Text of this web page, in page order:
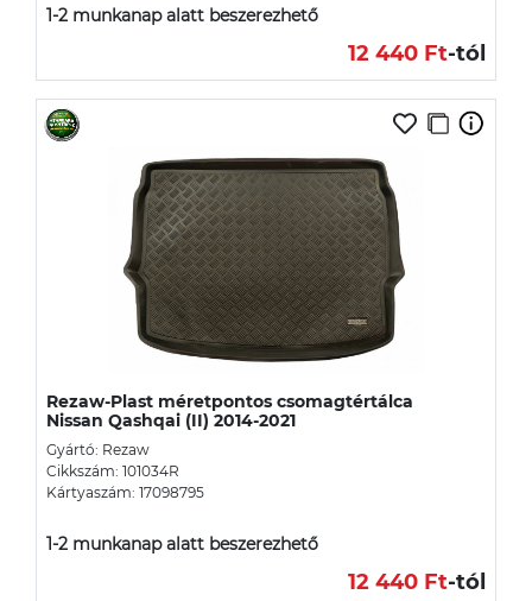
1-2 munkanap alatt beszerezhető
12 440 Ft-tól
Rezaw-Plast méretpontos csomagtértálca
Nissan Qashqai (II) 2014-2021
Gyártó: Rezaw
Cikkszám: 101034R
Kártyaszám: 17098795
1-2 munkanap alatt beszerezhető
12 440 Ft-tól